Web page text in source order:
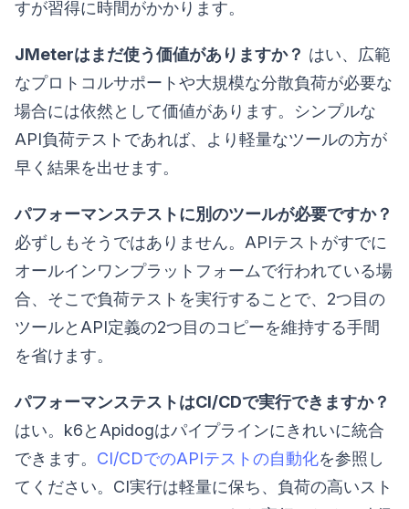
すが習得に時間がかかります。
JMeterはまだ使う価値がありますか？ はい、広範
なプロトコルサポートや大規模な分散負荷が必要な
場合には依然として価値があります。シンプルな
API負荷テストであれば、より軽量なツールの方が
早く結果を出せます。
パフォーマンステストに別のツールが必要ですか？
必ずしもそうではありません。APIテストがすでに
オールインワンプラットフォームで行われている場
合、そこで負荷テストを実行することで、2つ目の
ツールとAPI定義の2つ目のコピーを維持する手間
を省けます。
パフォーマンステストはCI/CDで実行できますか？
はい。k6とApidogはパイプラインにきれいに統合
できます。 CI/CDでのAPIテストの自動化を参照し
てください。CI実行は軽量に保ち、負荷の高いスト